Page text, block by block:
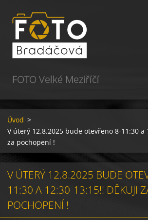
FOTO Velké Meziříčí
Úvod >
V úterý 12.8.2025 bude otevřeno 8-11:30 a
za pochopení !
V ÚTERÝ 12.8.2025 BUDE
11:30 A 12:30-13:15!! DĚKUJI
POCHOPENÍ !